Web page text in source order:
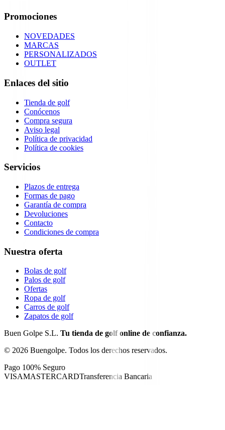
Promociones
NOVEDADES
MARCAS
PERSONALIZADOS
OUTLET
Enlaces del sitio
Tienda de golf
Conócenos
Compra segura
Aviso legal
Política de privacidad
Política de cookies
Servicios
Plazos de entrega
Formas de pago
Garantía de compra
Devoluciones
Contacto
Condiciones de compra
Nuestra oferta
Bolas de golf
Palos de golf
Ofertas
Ropa de golf
Carros de golf
Zapatos de golf
Buen Golpe S.L. Tu tienda de golf online de confianza.
© 2026 Buengolpe. Todos los derechos reservados.
Pago 100% Seguro
VISAMASTERCARDTransferencia Bancaria